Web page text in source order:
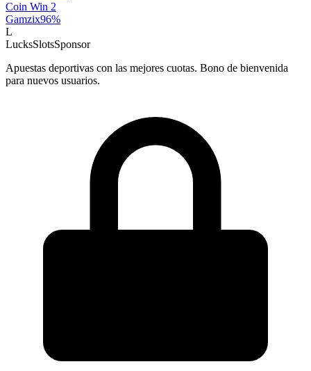
Coin Win 2
Gamzix96%
L
LucksSlotsSponsor
Apuestas deportivas con las mejores cuotas. Bono de bienvenida
para nuevos usuarios.